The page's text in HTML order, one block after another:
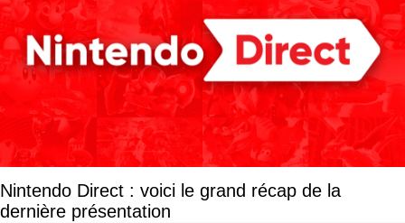
Nintendo Direct : voici le grand récap de la
dernière présentation